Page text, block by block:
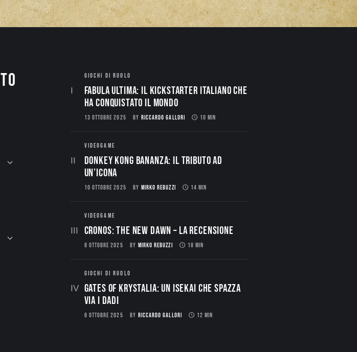
GIOCHI DI RUOLO
Fabula Ultima: il Kickstarter italiano che
ha conquistato il mondo
13 OTTOBRE 2025 BY RICCARDO GALLORI 10 MIN
VIDEOGAME
Donkey Kong Bananza: Il Tributo ad
un’Icona
10 OTTOBRE 2025 BY MIRKO REBUZZI 14 MIN
VIDEOGAME
CRONOS: THE NEW DAWN – La Recensione
8 OTTOBRE 2025 BY MIRKO REBUZZI 18 MIN
GIOCHI DI RUOLO
Gates of Krystalia: Un Isekai che spazza
via i dadi
6 OTTOBRE 2025 BY RICCARDO GALLORI 12 MIN